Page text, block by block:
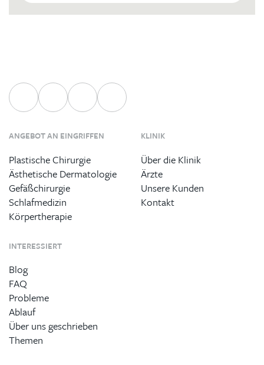
ANGEBOT AN EINGRIFFEN
Plastische Chirurgie
Ästhetische Dermatologie
Gefäßchirurgie
Schlafmedizin
Körpertherapie
KLINIK
Über die Klinik
Ärzte
Unsere Kunden
Kontakt
INTERESSIERT
Blog
FAQ
Probleme
Ablauf
Über uns geschrieben
Themen